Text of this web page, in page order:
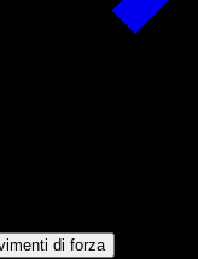
di forza